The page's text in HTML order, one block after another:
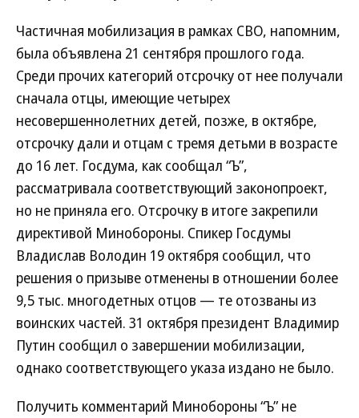
Частичная мобилизация в рамках СВО, напомним,
была объявлена 21 сентября прошлого года.
Среди прочих категорий отсрочку от нее получали
сначала отцы, имеющие четырех
несовершеннолетних детей, позже, в октябре,
отсрочку дали и отцам с тремя детьми в возрасте
до 16 лет. Госдума, как сообщал “Ъ”,
рассматривала соответствующий законопроект,
но не приняла его. Отсрочку в итоге закрепили
директивой Минобороны. Спикер Госдумы
Владислав Володин 19 октября сообщил, что
решения о призыве отменены в отношении более
9,5 тыс. многодетных отцов — те отозваны из
воинских частей. 31 октября президент Владимир
Путин сообщил о завершении мобилизации,
однако соответствующего указа издано не было.
Получить комментарий Минобороны “Ъ” не